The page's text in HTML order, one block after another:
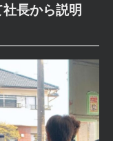
長から説明